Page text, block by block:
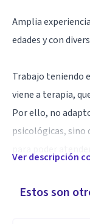
Amplia
edades y con
Trabajo teniendo
viene a terapia,
Por ello, no
psicológicas, sino
de la persona y
sino que
Ver descripción
Estos son